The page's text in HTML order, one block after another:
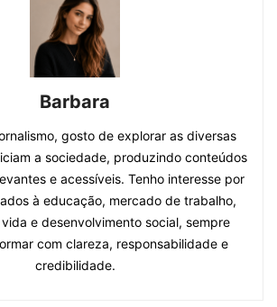
Barbara
gosto de explorar as diversas
a sociedade, produzindo conteúdos
e acessíveis. Tenho interesse por
à educação, mercado de trabalho,
e desenvolvimento social, sempre
com clareza, responsabilidade e
credibilidade.